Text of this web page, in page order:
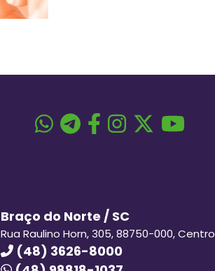
Braço do Norte / SC
Rua Raulino Horn, 305, 88750-000, Centro
(48) 3626-8000